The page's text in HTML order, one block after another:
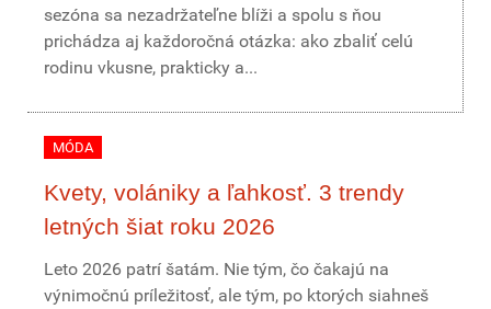
sezóna sa nezadržateľne blíži a spolu s ňou
prichádza aj každoročná otázka: ako zbaliť celú
rodinu vkusne, prakticky a...
MÓDA
Kvety, volániky a ľahkosť. 3 trendy
letných šiat roku 2026
Leto 2026 patrí šatám. Nie tým, čo čakajú na
výnimočnú príležitosť, ale tým, po ktorých siahneš